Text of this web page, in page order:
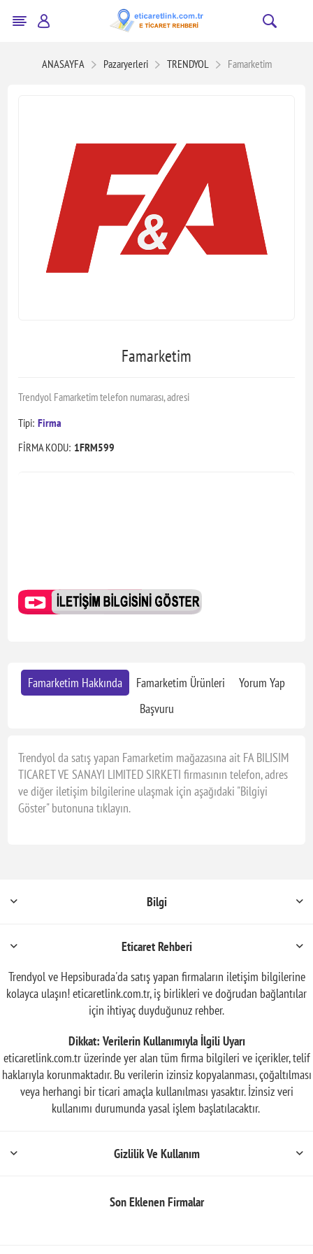
ANASAYFA Pazaryerleri TRENDYOL Famarketim
Famarketim
Trendyol Famarketim telefon numarası, adresi
Tipi: Firma
FİRMA KODU: 1FRM599
Famarketim Hakkında Famarketim Ürünleri
Yorum Yap
Başvuru
Trendyol da satış yapan Famarketim mağazasına ait FA BILISIM
TICARET VE SANAYI LIMITED SIRKETI firmasının telefon, adres
ve diğer iletişim bilgilerine ulaşmak için aşağıdaki "Bilgiyi
Göster" butonuna tıklayın.
Bilgi
Eticaret Rehberi
Trendyol ve Hepsiburada'da satış yapan firmaların iletişim bilgilerine
kolayca ulaşın! eticaretlink.com.tr, iş birlikleri ve doğrudan bağlantılar
için ihtiyaç duyduğunuz rehber.
Dikkat: Verilerin Kullanımıyla İlgili Uyarı
eticaretlink.com.tr üzerinde yer alan tüm firma bilgileri ve içerikler, telif
haklarıyla korunmaktadır. Bu verilerin izinsiz kopyalanması, çoğaltılması
veya herhangi bir ticari amaçla kullanılması yasaktır. İzinsiz veri
kullanımı durumunda yasal işlem başlatılacaktır.
Gizlilik Ve Kullanım
Son Eklenen Firmalar